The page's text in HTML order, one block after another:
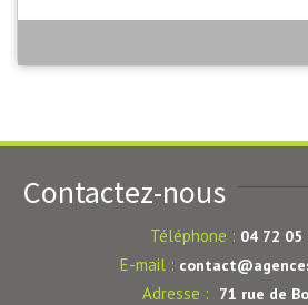
Contactez-nous
Téléphone : 04 72 05
E-mail :
Adresse :
71 rue de